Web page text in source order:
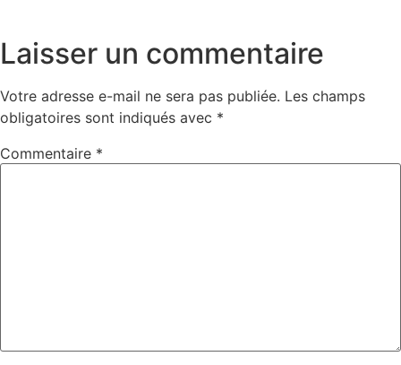
Laisser un commentaire
Votre adresse e-mail ne sera pas publiée. Les champs
obligatoires sont indiqués avec *
Commentaire *